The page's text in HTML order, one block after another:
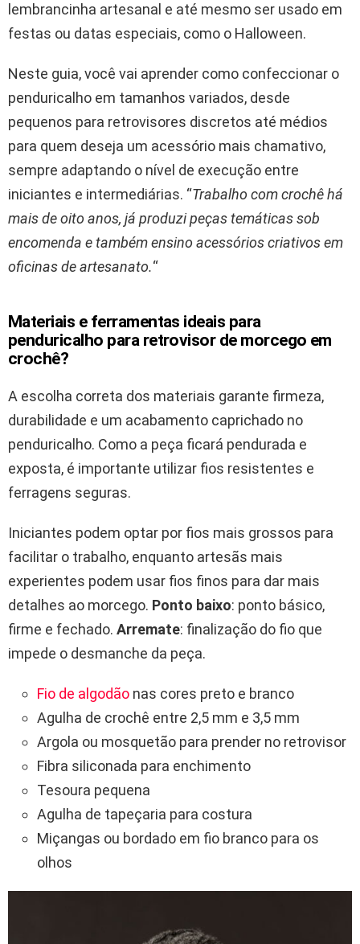
lembrancinha artesanal e até mesmo ser usado em
festas ou datas especiais, como o Halloween.
Neste guia, você vai aprender como confeccionar o
penduricalho em tamanhos variados, desde
pequenos para retrovisores discretos até médios
para quem deseja um acessório mais chamativo,
sempre adaptando o nível de execução entre
iniciantes e intermediárias. “Trabalho com crochê há
mais de oito anos, já produzi peças temáticas sob
encomenda e também ensino acessórios criativos em
oficinas de artesanato.“
Materiais e ferramentas ideais para
penduricalho para retrovisor de morcego em
crochê?
A escolha correta dos materiais garante firmeza,
durabilidade e um acabamento caprichado no
penduricalho. Como a peça ficará pendurada e
exposta, é importante utilizar fios resistentes e
ferragens seguras.
Iniciantes podem optar por fios mais grossos para
facilitar o trabalho, enquanto artesãs mais
experientes podem usar fios finos para dar mais
detalhes ao morcego. Ponto baixo: ponto básico,
firme e fechado. Arremate: finalização do fio que
impede o desmanche da peça.
Fio de algodão nas cores preto e branco
Agulha de crochê entre 2,5 mm e 3,5 mm
Argola ou mosquetão para prender no retrovisor
Fibra siliconada para enchimento
Tesoura pequena
Agulha de tapeçaria para costura
Miçangas ou bordado em fio branco para os
olhos